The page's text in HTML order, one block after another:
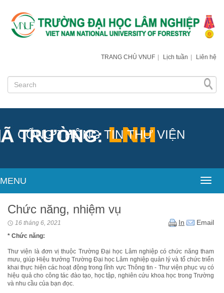
TRANG CHỦ VNUF | Lịch tuần | Liên hệ
CỔNG THÔNG TIN THƯ VIỆN
MENU
Chức năng, nhiệm vụ
16 tháng 6, 2021 In Email
* Chức năng:
Thư viện là đơn vị thuộc Trường Đại học Lâm nghiệp có chức năng tham
mưu, giúp Hiệu trưởng Trường Đại học Lâm nghiệp quản lý và tổ chức triển
khai thực hiện các hoạt động trong lĩnh vực Thông tin - Thư viện phục vụ có
hiệu quả cho công tác đào tạo, học tập, nghiên cứu khoa học trong Trường
và nhu cầu của bạn đọc.